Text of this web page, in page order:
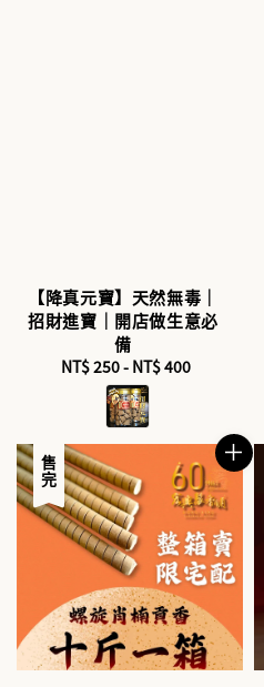
【降真元寶】天然無毒｜
招財進寶｜開店做生意必
備
Regular
price
NT$ 250- NT$ 400
售完